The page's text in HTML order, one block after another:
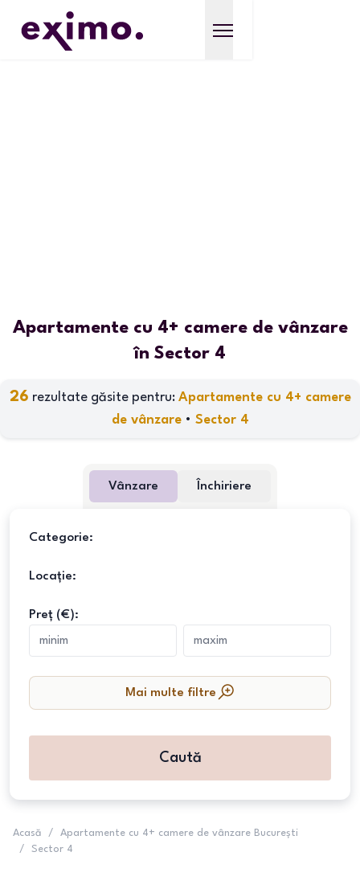
Apartamente cu 4+ camere de vânzare
în Sector 4
26 rezultate găsite pentru: Apartamente cu 4+ camere
de vânzare • Sector 4
Vânzare Închiriere
Categorie:
Locație:
Preț (€):
Mai multe filtre
Caută
Acasă /
Apartamente cu 4+ camere de vânzare București
/
Sector 4